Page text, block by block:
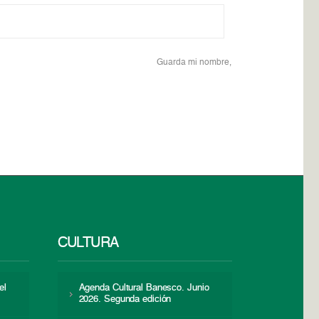
Guarda mi nombre,
CULTURA
Agenda Cultural Banesco. Junio
2026. Segunda edición